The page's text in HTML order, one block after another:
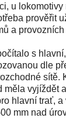
u lokomotivy
prověřit
a provozních
s
dle
sítě.
měla vyjíždět
hlavní trať,
mm nad